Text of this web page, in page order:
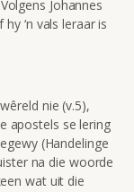
Johannes
‘n vals leraar is
nie (v.5),
apostels se lering
(Handelinge
na die woorde
wat uit die